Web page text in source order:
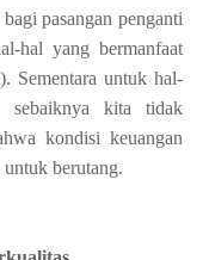
pasangan penganti
hal yang bermanfaat
Sementara untuk hal-
sebaiknya kita tidak
kondisi keuangan
berutang.